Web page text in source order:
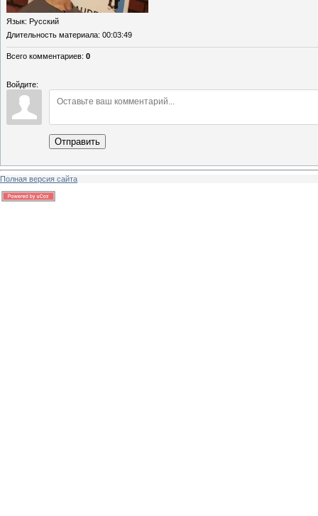
Язык: Русский
Длительность материала: 00:03:49
Всего комментариев: 0
Войдите:
Отправить
Полная версия сайта